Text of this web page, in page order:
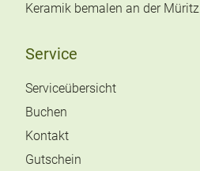
Keramik bemalen an der Müritz
Service
Serviceübersicht
Buchen
Kontakt
Gutschein